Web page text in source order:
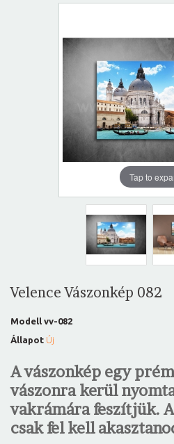
Tap to
Velence Vászonkép 082
Modell vv-082
Állapot Új
A vászonkép egy
vászonra kerül
vakrámára feszítjük.
csak fel kell